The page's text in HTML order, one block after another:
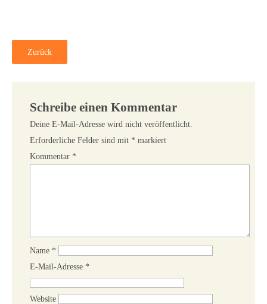
Zurück
Schreibe einen Kommentar
Deine E-Mail-Adresse wird nicht veröffentlicht.
Erforderliche Felder sind mit * markiert
Kommentar *
Name *
E-Mail-Adresse *
Website